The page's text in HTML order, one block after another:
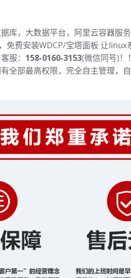
库，大数据平台，阿里云容器服
免费安装WDCP/宝塔面板 让linux
服： 158-0160-3153(微信同号)！！
全部最高权限，完全自主管理，